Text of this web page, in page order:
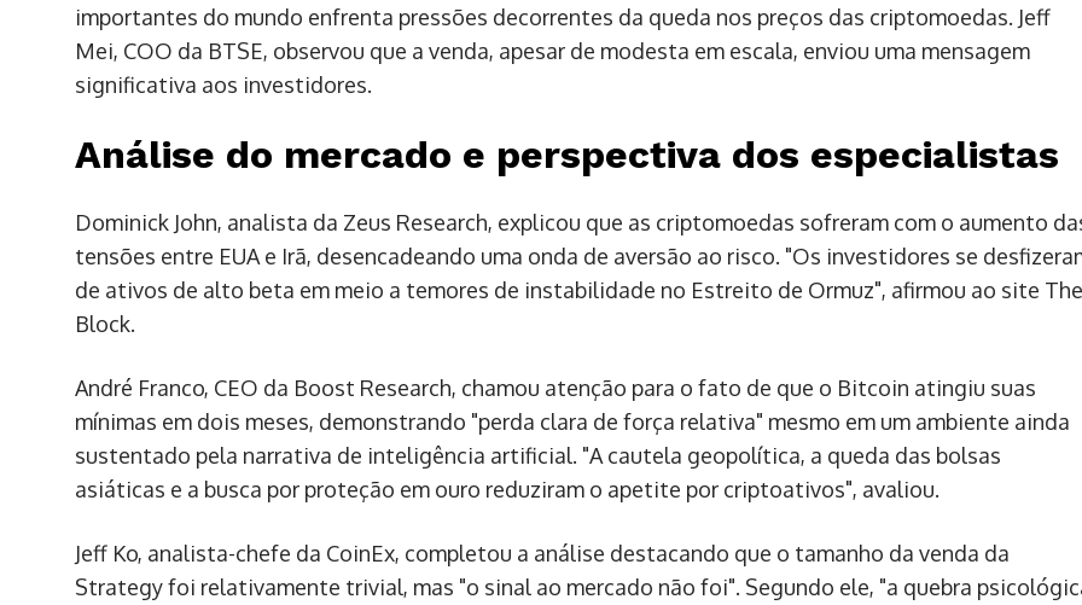
importantes do mundo enfrenta pressões decorrentes da queda nos preços das criptomoedas. Jeff
Mei, COO da BTSE, observou que a venda, apesar de modesta em escala, enviou uma mensagem
significativa aos investidores.
Análise do mercado e perspectiva dos especialistas
Dominick John, analista da Zeus Research, explicou que as criptomoedas sofreram com o aumento
tensões entre EUA e Irã, desencadeando uma onda de aversão ao risco. "Os investidores se
de ativos de alto beta em meio a temores de instabilidade no Estreito de Ormuz", afirmou ao site The
Block.
André Franco, CEO da Boost Research, chamou atenção para o fato de que o Bitcoin atingiu suas
mínimas em dois meses, demonstrando "perda clara de força relativa" mesmo em um ambiente ainda
sustentado pela narrativa de inteligência artificial. "A cautela geopolítica, a queda das bolsas
asiáticas e a busca por proteção em ouro reduziram o apetite por criptoativos", avaliou.
Jeff Ko, analista-chefe da CoinEx, completou a análise destacando que o tamanho da venda da
Strategy foi relativamente trivial, mas "o sinal ao mercado não foi". Segundo ele, "a quebra